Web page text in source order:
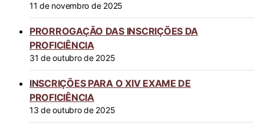
11 de novembro de 2025
PRORROGAÇÃO DAS INSCRIÇÕES DA
PROFICIÊNCIA
31 de outubro de 2025
INSCRIÇÕES PARA O XIV EXAME DE
PROFICIÊNCIA
13 de outubro de 2025